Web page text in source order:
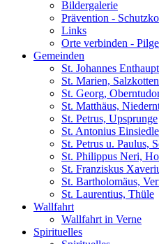
Bildergalerie
Prävention -
Links
Orte verbinden -
Gemeinden
St. Johannes
St. Marien, Salzkotten
St. Georg,
St. Matthäus,
St. Petrus, Upsprunge
St. Antonius
St. Petrus u. Paulus,
St. Philippus Neri,
St. Franziskus
St. Bartholomäus,
St. Laurentius, Thüle
Wallfahrt
Wallfahrt in Verne
Spirituelles